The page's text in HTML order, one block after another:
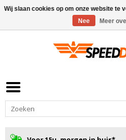
Wij slaan cookies op om onze website te
Nee
Meer